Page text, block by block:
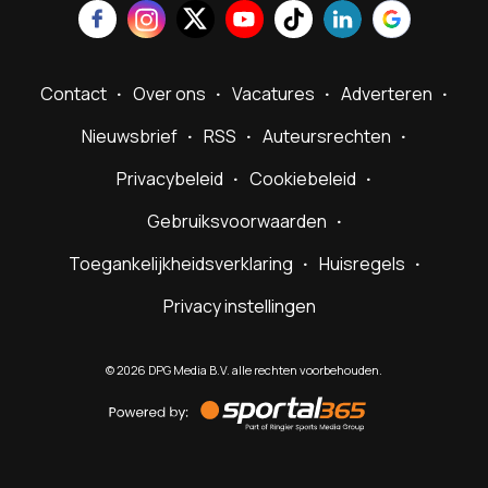
Contact Over ons Vacatures
Adverteren
Nieuwsbrief
RSS
Auteursrechten
Privacybeleid
Cookiebeleid
Gebruiksvoorwaarden
Toegankelijkheidsverklaring
Huisregels
Privacy instellingen
©2026 DPG Media B.V. alle rechten voorbehouden.
by
Sportal365